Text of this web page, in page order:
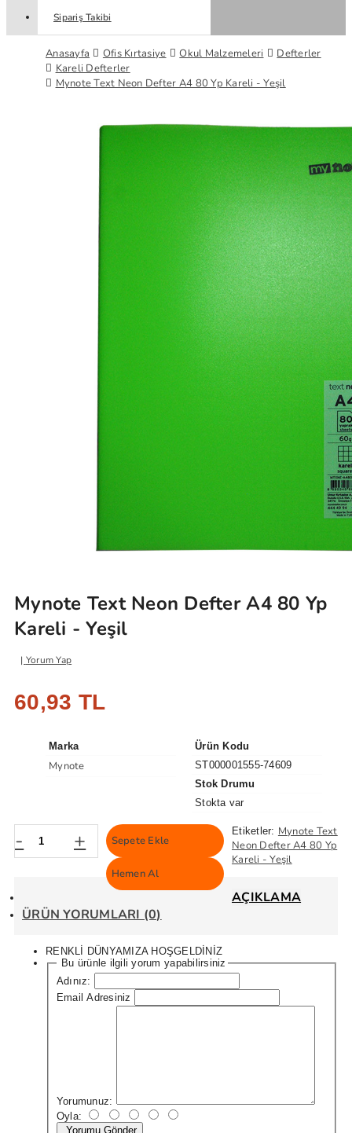
Sipariş Takibi
Anasayfa Ofis Kırtasiye Okul Malzemeleri
Defterler
Kareli Defterler
Mynote Text Neon Defter A4 80 Yp Kareli - Yeşil
Mynote Text Neon Defter A4 80 Yp
Kareli - Yeşil
Yorum Yap
60,93 TL
Marka
Mynote
Ürün Kodu
ST000001555-74609
Stok Drumu
Stokta var
- + Sepete Ekle
Hemen Al
Etiketler: Mynote Text
Neon Defter A4 80 Yp
Kareli - Yeşil
AÇIKLAMA
ÜRÜN YORUMLARI (0)
RENKLİ DÜNYAMIZA HOŞGELDİNİZ
Bu ürünle ilgili yorum yapabilirsiniz
Adınız:
Email Adresiniz
Yorumunuz:
Oyla:
Yorumu Gönder